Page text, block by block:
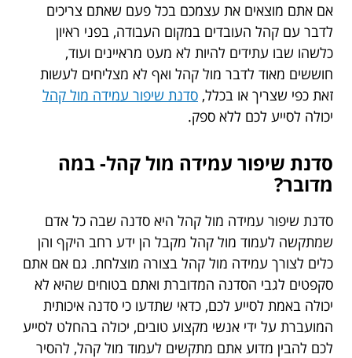
אם אתם מוצאים את עצמכם בכל פעם שאתם צריכים
לדבר עם קהל העובדים במקום העבודה, בפני ראיון
כלשהו שבו עתידים להיות לא מעט מראיינים ועוד,
חוששים מאוד לדבר מול קהל ואף לא מצליחים לעשות
זאת כפי שצריך או בכלל, סדנת שיפור עמידה מול קהל
יכולה לסייע לכם ללא ספק.
סדנת שיפור עמידה מול קהל- במה
מדובר?
סדנת שיפור עמידה מול קהל היא סדנה שבה כל אדם
שמתקשה לעמוד מול קהל מקבל הן ידע רחב היקף והן
כלים לצורך עמידה מול קהל בצורה מוצלחת. גם אם אתם
סקפטים לגבי הסדנה המדוברת ואתם בטוחים שהיא לא
יכולה באמת לסייע לכם, כדאי שתדעו כי סדנה איכותית
המועברת על ידי אנשי מקצוע טובים, יכולה בהחלט לסייע
לכם להבין מדוע אתם מתקשים לעמוד מול קהל, להסיר